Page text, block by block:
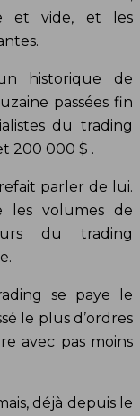
et vide, et les
historique de
passées fin
du trading
200 000 $ .
parler de lui.
les volumes de
du trading
se paye le
le plus d’ordres
avec pas moins
déjà depuis le